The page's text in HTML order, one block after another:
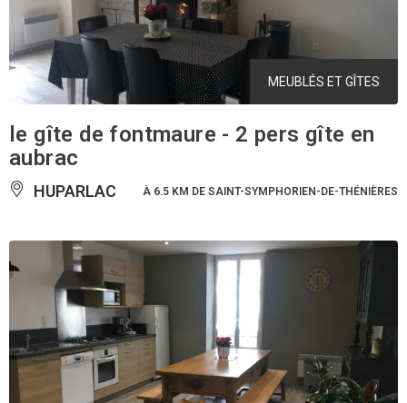
MEUBLÉS ET GÎTES
le gîte de fontmaure - 2 pers gîte en
aubrac
HUPARLAC À 6.5 KM DE SAINT-SYMPHORIEN-DE-THÉNIÈRES